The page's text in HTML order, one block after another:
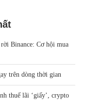
Binance: Cơ hội mua
trên dòng thời gian
thuế lãi ‘giấy’, crypto